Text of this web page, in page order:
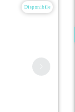
Disponibile